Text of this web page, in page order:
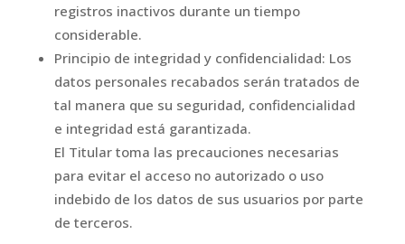
registros inactivos durante un tiempo
considerable.
Principio de integridad y confidencialidad: Los
datos personales recabados serán tratados de
tal manera que su seguridad, confidencialidad
e integridad está garantizada.
El Titular toma las precauciones necesarias
para evitar el acceso no autorizado o uso
indebido de los datos de sus usuarios por parte
de terceros.